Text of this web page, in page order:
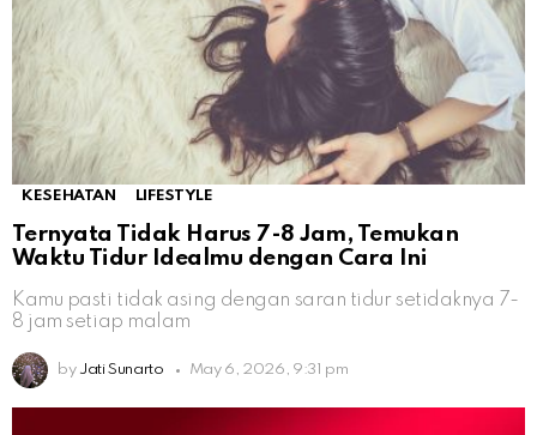
KESEHATAN LIFESTYLE
Ternyata Tidak Harus 7-8 Jam, Temukan
Waktu Tidur Idealmu dengan Cara Ini
Kamu pasti tidak asing dengan saran tidur setidaknya 7-
8 jam setiap malam
by Jati Sunarto May 6, 2026, 9:31 pm